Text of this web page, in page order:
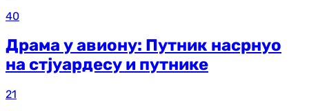
40
Драма у авиону: Путник насрнуо
на стјуардесу и путнике
21